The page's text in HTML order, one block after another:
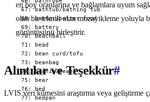
en boy oranlarına ve bağlamlara uyum
olan bir teknik olan mozayikleme yoluyla
görüntüsünü birleştirir.
Alıntılar ve Teşekkür#
LVIS veri kümesini araştırma veya geliştirme